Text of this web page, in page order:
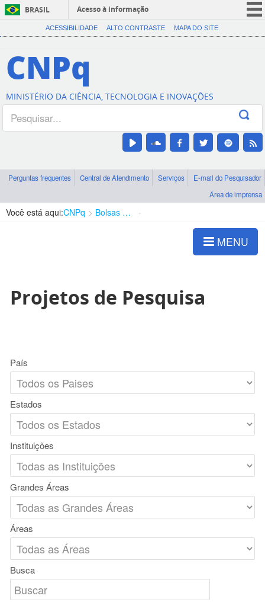
BRASIL
Acesso à informação
CORONAVÍRUS (COVID-19)
Canais
ACESSIBILIDADE ALTO CONTRASTE MAPA DO SITE
CNPq
MINISTÉRIO DA CIÊNCIA, TECNOLOGIA E INOVAÇÕES
Perguntas frequentes Central de Atendimento Serviços
E-mail do Pesquisador
Área de imprensa
Você está aqui:CNPq Bolsas e Auxílios Vigentes
MENU
Projetos de Pesquisa
País
Estados
Instituições
Grandes Áreas
Áreas
Busca